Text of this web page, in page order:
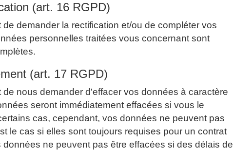
(art. 16 RGPD)
de demander la rectification et/ou de compléter vos
personnelles traitées vous concernant sont
(art. 17 RGPD)
de nous demander d'effacer vos données à caractère
seront immédiatement effacées si vous le
cas, cependant, vos données ne peuvent pas
le cas si elles sont toujours requises pour un contrat
données ne peuvent pas être effacées si des délais de